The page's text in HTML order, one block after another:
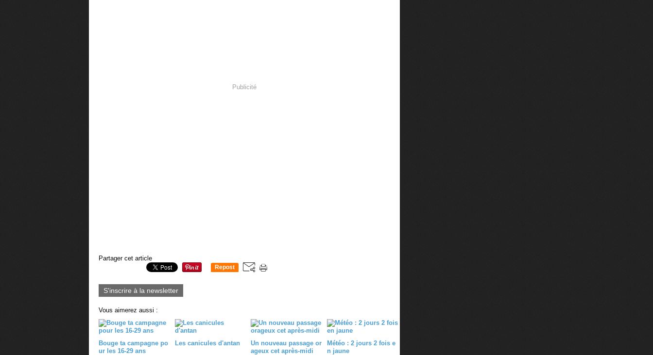
Publicité
Partager cet article
Repost
S'inscrire à la newsletter
Vous aimerez aussi :
Bouge ta campagne po
ur les 16-29 ans
Les canicules d'antan
Un nouveau passage or
ageux cet après-midi
Météo : 2 jours 2 fois e
n jaune